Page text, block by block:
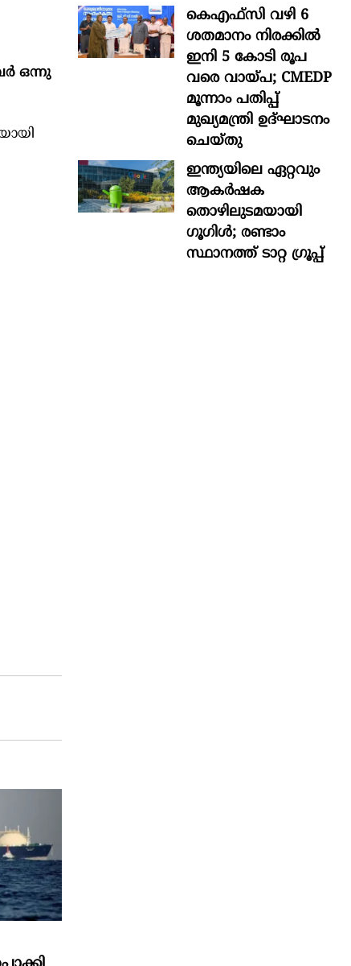
ഒന്നു
കെഎഫ്സി വഴി 6
ശതമാനം നിരക്കിൽ
ഇനി 5 കോടി രൂപ
വരെ വായ്പ; CMEDP
മൂന്നാം പതിപ്പ്
മുഖ്യമന്ത്രി ഉദ്ഘാടനം
ചെയ്തു
ഇന്ത്യയിലെ ഏറ്റവും
ആകര്‍ഷക
തൊഴിലുടമയായി
ഗൂഗിള്‍; രണ്ടാം
സ്ഥാനത്ത് ടാറ്റ ഗ്രൂപ്പ്